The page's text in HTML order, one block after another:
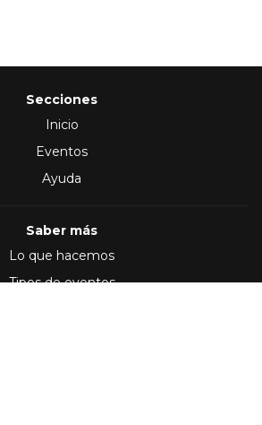
Secciones
Inicio
Eventos
Ayuda
Saber más
Lo que hacemos
Tipos de eventos